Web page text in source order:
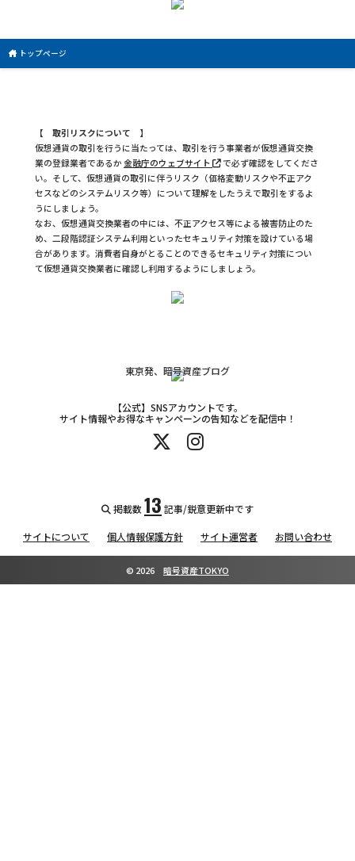
トップページ
【 取引リスクについて 】
仮想通貨の取引を行うに当たっては、取引を行う事業者が仮想通貨交換
業の登録業者であるか金融庁のウェブサイト
で必ず確認をしてくださ
い。そして、仮想通貨の取引に伴うリスク（価格変動リスクや不正アク
セスなどのシステムリスク等）について理解をしたうえで取引をするよ
うにしましょう。
なお、仮想通貨交換業者の中には、不正アクセス等による被害防止のた
め、二段階認証システム利用といったセキュリティ対策を設けている場
合があります。消費者自身がとることのできるセキュリティ対策につい
て仮想通貨交換業者に確認し利用するようにしましょう。
東京発、暗号資産ブログ
【公式】SNSアカウントです。
サイト情報やお得なキャンペーンの告知などを配信中！
掲載数13 記事/鋭意更新中です
サイトについて 個人情報保護方針 サイト運営者 お問い合わせ
© 2026 暗号資産TOKYO